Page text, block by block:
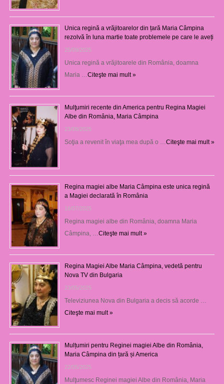
Unica regină a vrăjitoarelor din țară Maria Câmpina
rezolvă în luna martie toate problemele pe care le aveți
25/09/2025
Unica regină a vrăjitoarele din România, doamna
Maria … Citeşte mai mult »
Mulţumiri recente din America pentru Regina Magiei
Albe din România, Maria Câmpina
23/08/2025
Soţia a revenit în viaţa mea după o … Citeşte mai mult »
Regina magiei albe Maria Câmpina este unica regină
a Magiei declarată în România
16/07/2025
Regina magiei albe din România, doamna Maria
Câmpina, … Citeşte mai mult »
Regina Magiei Albe Maria Câmpina, vedetă pentru
Nova TV din Bulgaria
23/05/2025
Televiziunea Nova din Bulgaria a decis să acorde …
Citeşte mai mult »
Mulțumiri pentru Reginei magiei Albe din România,
Maria Câmpina din țară și America
22/05/2025
Mulţumesc Reginei magiei Albe din România, Maria